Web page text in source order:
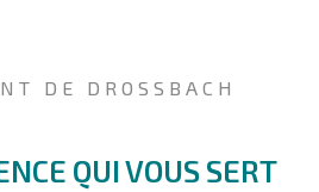
DE DROSSBACH
QUI VOUS SERT